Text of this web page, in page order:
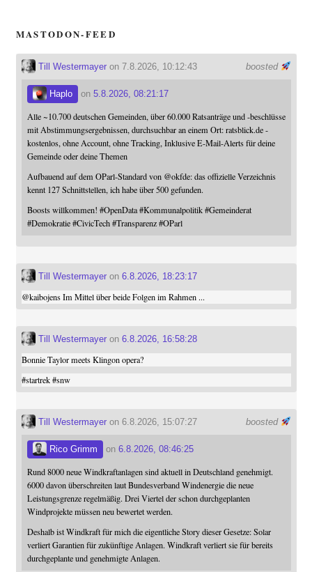
MASTODON-FEED
boosted
Till Westermayeron 7.8.2026, 10:12:43
Haplo on 5.8.2026, 08:21:17
Alle ~10.700 deutschen Gemeinden, über 60.000 Ratsanträge und -beschlüsse
mit Abstimmungsergebnissen, durchsuchbar an einem Ort: ratsblick.de -
kostenlos, ohne Account, ohne Tracking, Inklusive E-Mail-Alerts für deine
Gemeinde oder deine Themen
Aufbauend auf dem OParl-Standard von @okfde: das offizielle Verzeichnis
kennt 127 Schnittstellen, ich habe über 500 gefunden.
Boosts willkommen! #OpenData #Kommunalpolitik #Gemeinderat
#Demokratie #CivicTech #Transparenz #OParl
Till Westermayeron 6.8.2026, 18:23:17
@kaibojensIm Mittel über beide Folgen im Rahmen ...
Till Westermayeron 6.8.2026, 16:58:28
Bonnie Taylor meets Klingon opera?
#startrek #snw
boosted
Till Westermayeron 6.8.2026, 15:07:27
Rico Grimm on 6.8.2026, 08:46:25
Rund 8000 neue Windkraftanlagen sind aktuell in Deutschland genehmigt.
6000 davon überschreiten laut Bundesverband Windenergie die neue
Leistungsgrenze regelmäßig. Drei Viertel der schon durchgeplanten
Windprojekte müssen neu bewertet werden.
Deshalb ist Windkraft für mich die eigentliche Story dieser Gesetze: Solar
verliert Garantien für zukünftige Anlagen. Windkraft verliert sie für bereits
durchgeplante und genehmigte Anlagen.